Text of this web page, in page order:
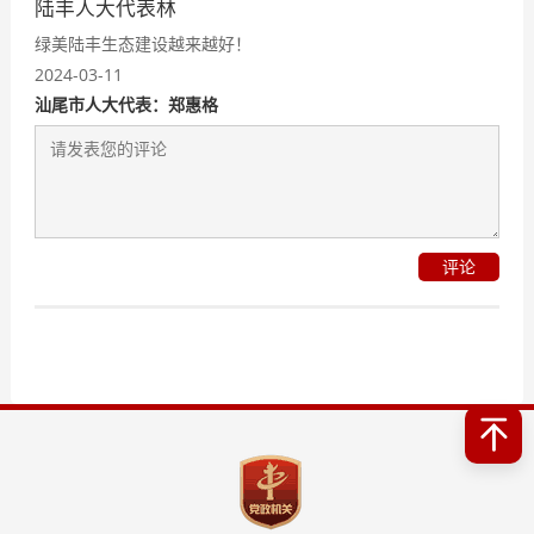
陆丰人大代表林
绿美陆丰生态建设越来越好！
2024-03-11
汕尾市人大代表：郑惠格
评论